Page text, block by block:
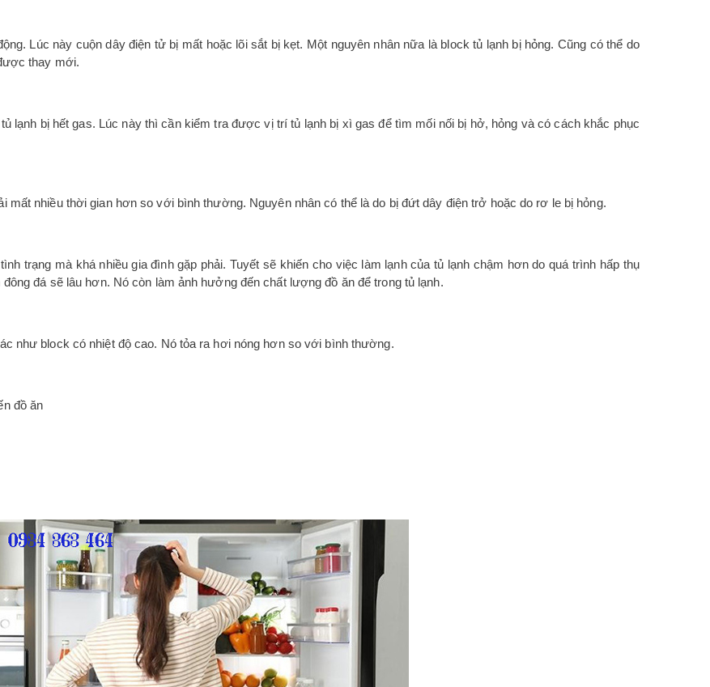
Lúc này cuộn dây điện tử bị mất hoặc lõi sắt bị kẹt. Một nguyên nhân nữa là block tủ lạnh bị hỏng. Cũng có thể do
thay mới.
lạnh bị hết gas. Lúc này thì cần kiểm tra được vị trí tủ lạnh bị xì gas để tìm mối nối bị hở, hỏng và có cách khắc phục
mất nhiều thời gian hơn so với bình thường. Nguyên nhân có thể là do bị đứt dây điện trở hoặc do rơ le bị hỏng.
trạng mà khá nhiều gia đình gặp phải. Tuyết sẽ khiến cho việc làm lạnh của tủ lạnh chậm hơn do quá trình hấp thụ
đá sẽ lâu hơn. Nó còn làm ảnh hưởng đến chất lượng đồ ăn để trong tủ lạnh.
như block có nhiệt độ cao. Nó tỏa ra hơi nóng hơn so với bình thường.
đồ ăn